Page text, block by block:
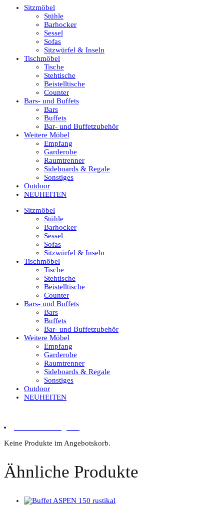
Sitzmöbel
Stühle
Barhocker
Sessel
Sofas
Sitzwürfel & Inseln
Tischmöbel
Tische
Stehtische
Beistelltische
Counter
Bars- und Buffets
Bars
Buffets
Bar- und Buffetzubehör
Weitere Möbel
Empfang
Garderobe
Raumtrenner
Sideboards & Regale
Sonstiges
Outdoor
NEUHEITEN
Sitzmöbel
Stühle
Barhocker
Sessel
Sofas
Sitzwürfel & Inseln
Tischmöbel
Tische
Stehtische
Beistelltische
Counter
Bars- und Buffets
Bars
Buffets
Bar- und Buffetzubehör
Weitere Möbel
Empfang
Garderobe
Raumtrenner
Sideboards & Regale
Sonstiges
Outdoor
NEUHEITEN
Keine Produkte im Angebotskorb.
Ähnliche Produkte